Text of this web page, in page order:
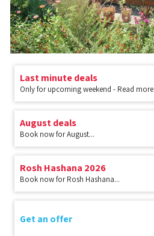
Last minute deals
Only for upcoming weekend - Read more
August deals
Book now for August...
Rosh Hashana 2026
Book now for Rosh Hashana...
Get an offer